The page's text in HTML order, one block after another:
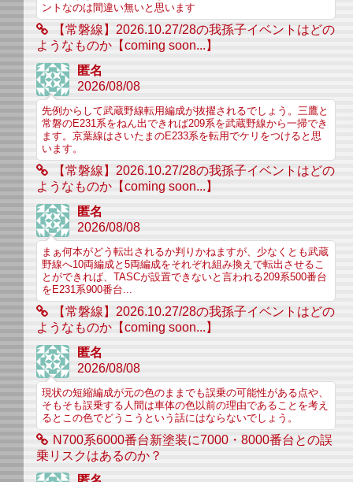
ントなのは間違い無いと思います
【常磐線】2026.10.27/28の我孫子イベントはどの
ようなものか【coming soon...】
匿名
2026/08/08
先例からして武蔵野線転用編成が抜擢されるでしょう。三鷹と
常磐のE231系をねん出できれば209系を武蔵野線から一掃でき
ます。京葉線はさいたまのE233系を転用でケリをつけると思
います。
【常磐線】2026.10.27/28の我孫子イベントはどの
ようなものか【coming soon...】
匿名
2026/08/08
まぁ何本がどう転出されるか判りかねますが、少なくとも武蔵
野線へ10両編成と5両編成をそれぞれ組み換えで転出させるこ
とができれば、TASCが設置できないと言われる209系500番台
をE231系900番台...
【常磐線】2026.10.27/28の我孫子イベントはどの
ようなものか【coming soon...】
匿名
2026/08/08
現状の短縮編成が元の色のままでも誤乗の可能性がある点や、
そもそも誤乗する人間は車体の色以前の理由であることを考え
るとこの色でどうこうという話にはならないでしょう。
N700系6000番台新塗装に7000・8000番台との誤
乗リスクはあるのか？